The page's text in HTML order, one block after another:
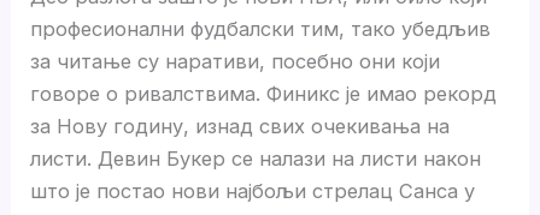
професионални фудбалски тим, тако убедљив
за читање су наративи, посебно они који
говоре о ривалствима. Финикс је имао рекорд
за Нову годину, изнад свих очекивања на
листи. Девин Букер се налази на листи након
што је постао нови најбољи стрелац Санса у